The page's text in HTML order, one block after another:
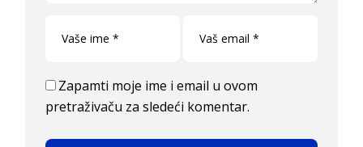
Zapamti moje ime i email u ovom
pretraživaču za sledeći komentar.